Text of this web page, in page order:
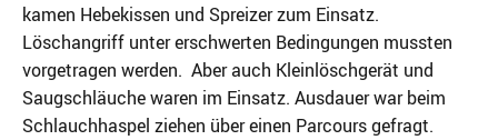
kamen Hebekissen und Spreizer zum Einsatz.
Löschangriff unter erschwerten Bedingungen mussten
vorgetragen werden. Aber auch Kleinlöschgerät und
Saugschläuche waren im Einsatz. Ausdauer war beim
Schlauchhaspel ziehen über einen Parcours gefragt.